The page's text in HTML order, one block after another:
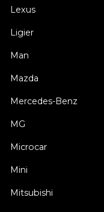
Lexus
Ligier
Man
Mazda
Mercedes-Benz
MG
Microcar
Mini
Mitsubishi